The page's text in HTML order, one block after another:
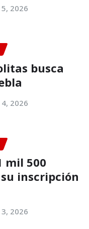
2026
busca
2026
mil 500
inscripción
2026